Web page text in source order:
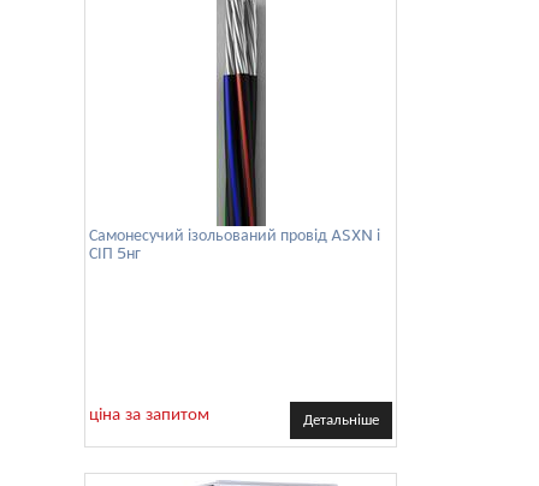
Самонесучий ізольований провід ASXN і
СІП 5нг
ціна за запитом Детальніше